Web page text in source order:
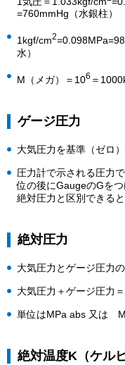
=760mmHg（水銀柱）
1kgf/cm2
水）
M（メガ）＝106 ＝
ゲージ圧力
大気圧力を基準（ゼロ）
圧力計で示される圧力
位の後にGaugeのGをつ
絶対圧力と区別できる
絶対圧力
大気圧力とゲージ圧力の
大気圧力＋ゲージ圧力
単位はMPa abs 又は
絶対温度K（ケルビ